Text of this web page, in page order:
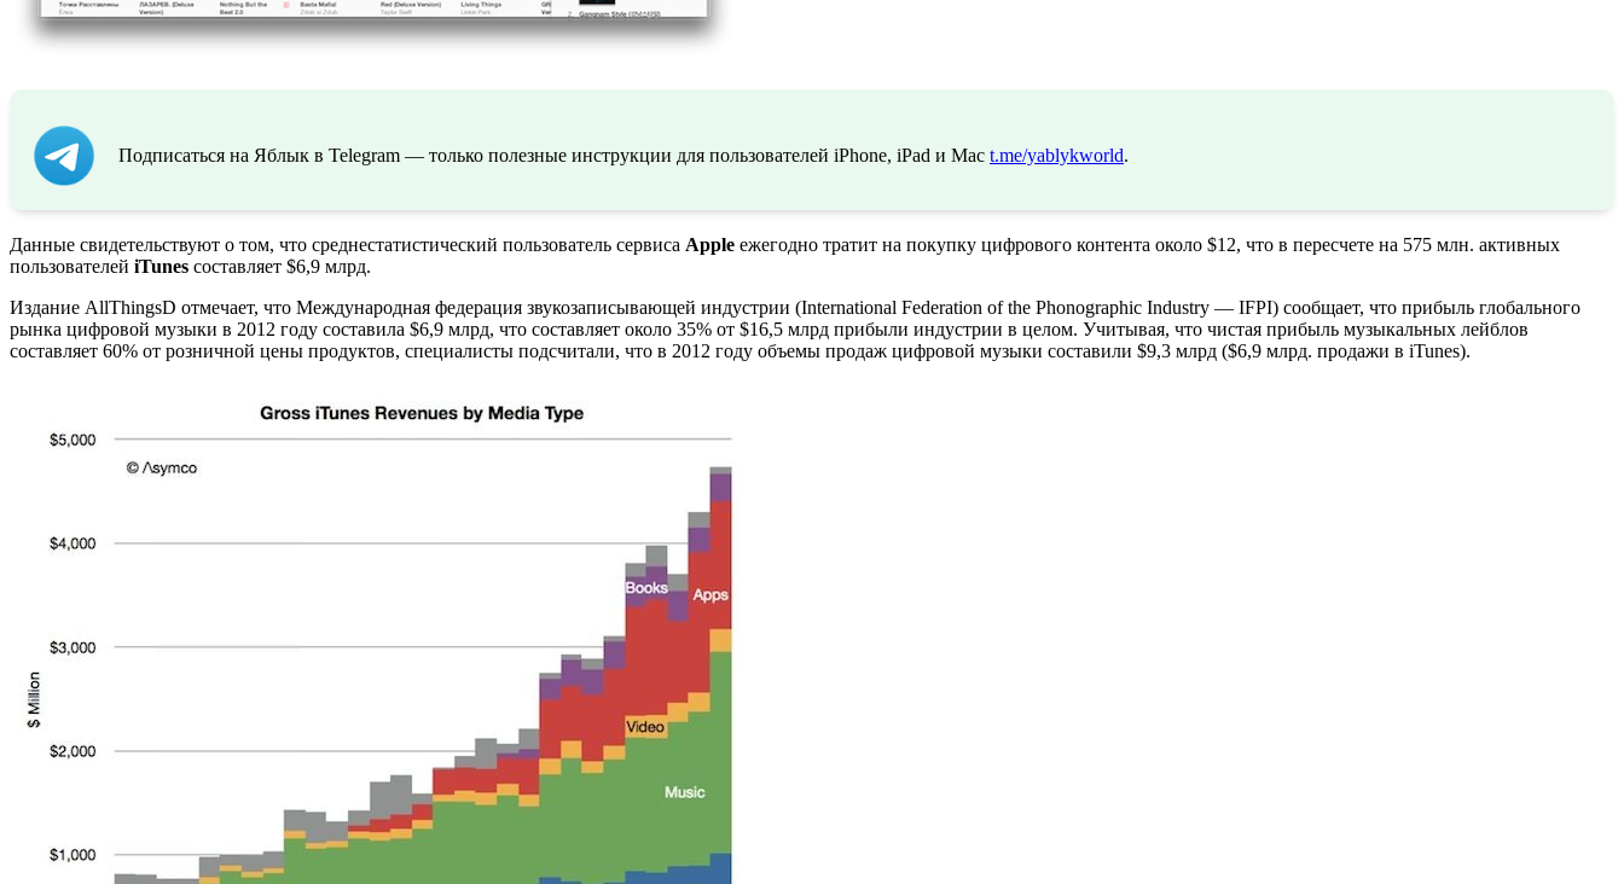
Подписаться на Яблык в Telegram — только полезные инструкции для пользователей iPhone, iPad и Mac t.me/yablykworld.
Данные свидетельствуют о том, что среднестатистический пользователь сервиса Apple ежегодно тратит на покупку цифрового контента около $12, что в пересчете на 575 млн. активных
пользователей iTunes составляет $6,9 млрд.
Издание AllThingsD отмечает, что Международная федерация звукозаписывающей индустрии (International Federation of the Phonographic Industry — IFPI) сообщает, что прибыль глобального
рынка цифровой музыки в 2012 году составила $6,9 млрд, что составляет около 35% от $16,5 млрд прибыли индустрии в целом. Учитывая, что чистая прибыль музыкальных лейблов
составляет 60% от розничной цены продуктов, специалисты подсчитали, что в 2012 году объемы продаж цифровой музыки составили $9,3 млрд ($6,9 млрд. продажи в iTunes).